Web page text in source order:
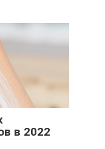
в 2022